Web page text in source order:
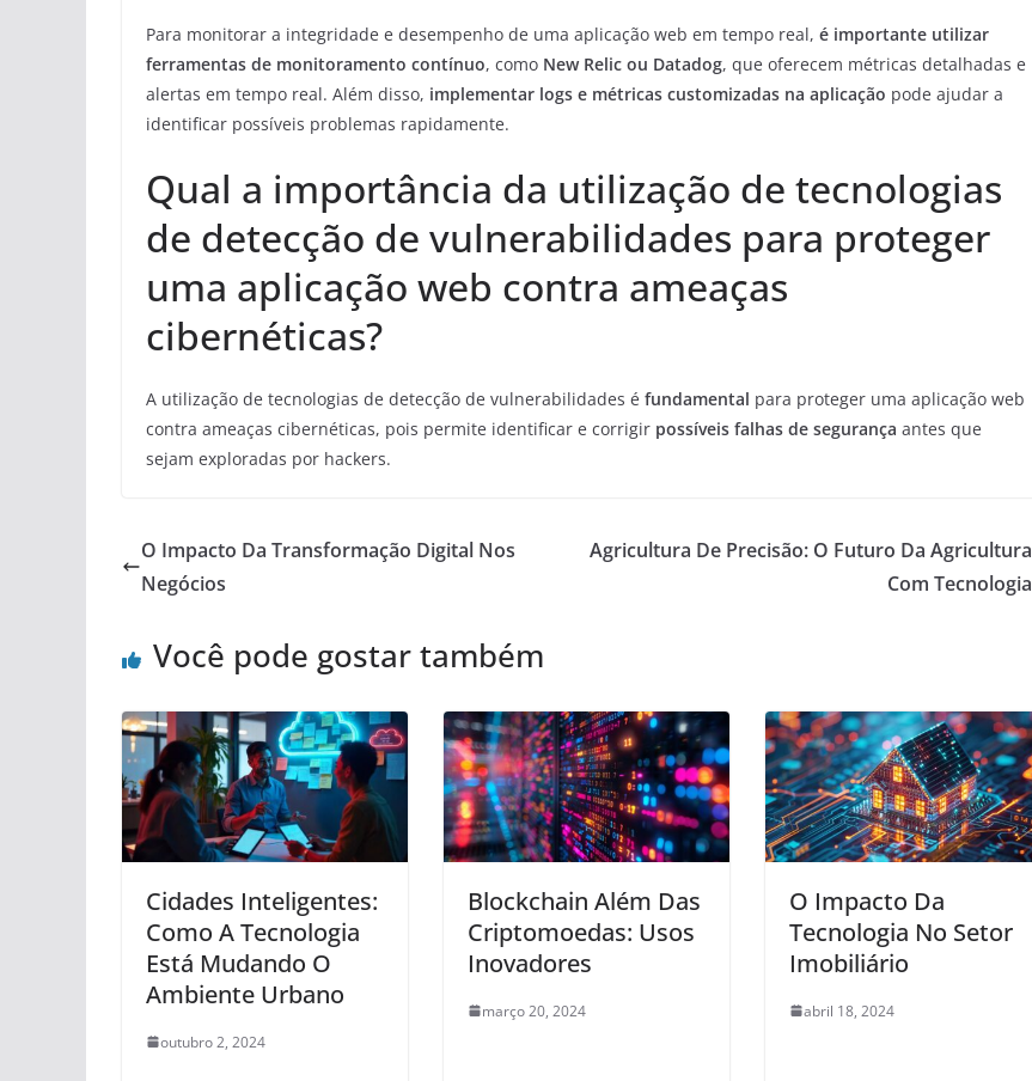
Para monitorar a integridade e desempenho de uma aplicação web em tempo real, é importante utilizar
ferramentas de monitoramento contínuo, como New Relic ou Datadog, que oferecem métricas detalhadas e
alertas em tempo real. Além disso, implementar logs e métricas customizadas na aplicação pode ajudar a
identificar possíveis problemas rapidamente.
Qual a importância da utilização de tecnologias
de detecção de vulnerabilidades para proteger
uma aplicação web contra ameaças
cibernéticas?
A utilização de tecnologias de detecção de vulnerabilidades é fundamental para proteger uma aplicação web
contra ameaças cibernéticas, pois permite identificar e corrigir possíveis falhas de segurança antes que
sejam exploradas por hackers.
O Impacto Da Transformação Digital Nos
Negócios
Agricultura De Precisão: O Futuro Da Agricultura
Com Tecnologia
Você pode gostar também
Cidades Inteligentes:
Como A Tecnologia
Está Mudando O
Ambiente Urbano
outubro 2, 2024
Blockchain Além Das
Criptomoedas: Usos
Inovadores
março 20, 2024
O Impacto Da
Tecnologia No Setor
Imobiliário
abril 18, 2024